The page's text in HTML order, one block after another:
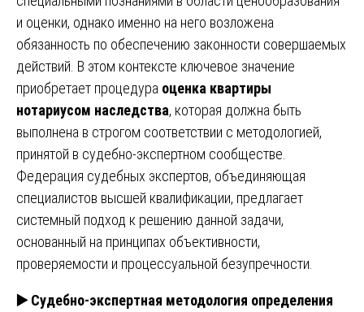
и оценки, однако именно на него возложена
обязанность по обеспечению законности совершаемых
действий. В этом контексте ключевое значение
приобретает процедура оценка квартиры
нотариусом наследства, которая должна быть
выполнена в строгом соответствии с методологией,
принятой в судебно-экспертном сообществе.
Федерация судебных экспертов, объединяющая
специалистов высшей квалификации, предлагает
системный подход к решению данной задачи,
основанный на принципах объективности,
проверяемости и процессуальной безупречности.
▶️ Судебно-экспертная методология определения